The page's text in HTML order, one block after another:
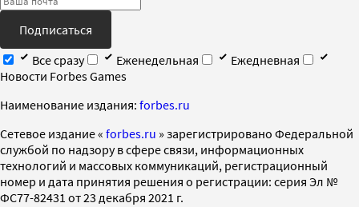
Подписаться
Все сразу
Еженедельная
Ежедневная
Новости Forbes Games
Наименование издания: forbes.ru
Cетевое издание « forbes.ru » зарегистрировано Федеральной
службой по надзору в сфере связи, информационных
технологий и массовых коммуникаций, регистрационный
номер и дата принятия решения о регистрации: серия Эл №
ФС77-82431 от 23 декабря 2021 г.